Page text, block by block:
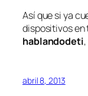
Así que si ya
dispositivos en
hablandodeti
abril 8, 2013